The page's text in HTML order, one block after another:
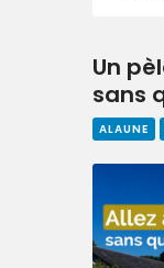
Un
sans
ALAUNE